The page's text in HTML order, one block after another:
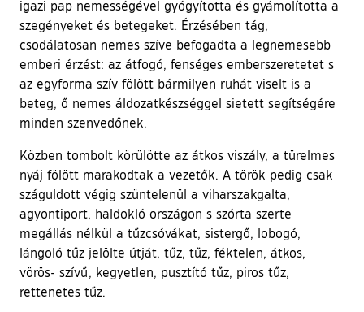
igazi pap nemességével gyógyította és gyámolította a
szegényeket és betegeket. Érzésében tág,
csodálatosan nemes szíve befogadta a legnemesebb
emberi érzést: az átfogó, fenséges emberszeretetet s
az egyforma szív fölött bármilyen ruhát viselt is a
beteg, ő nemes áldozatkészséggel sietett segítségére
minden szenvedőnek.
Közben tombolt körülötte az átkos viszály, a türelmes
nyáj fölött marakodtak a vezetők. A török pedig csak
száguldott végig szüntelenül a viharszakgalta,
agyontiport, haldokló országon s szórta szerte
megállás nélkül a tűzcsóvákat, sistergő, lobogó,
lángoló tűz jelölte útját, tűz, tűz, féktelen, átkos,
vörös- szívű, kegyetlen, pusztító tűz, piros tűz,
rettenetes tűz.